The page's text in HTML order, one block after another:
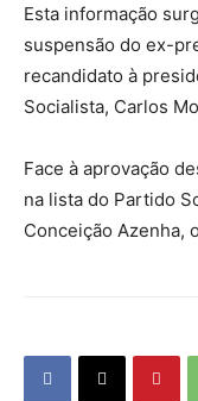
Esta informação
suspensão do ex-
recandidato à
Socialista, Carlos
Face à aprovação
na lista do Partido
Conceição Azenha,